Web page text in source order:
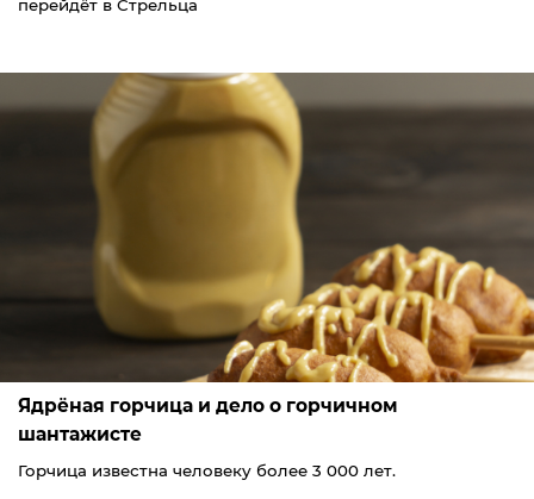
перейдёт в Стрельца
Ядрёная горчица и дело о горчичном
шантажисте
Горчица известна человеку более 3 000 лет.